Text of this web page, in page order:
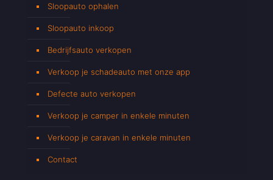
Sloopauto ophalen
Sloopauto inkoop
Bedrijfsauto verkopen
Verkoop je schadeauto met onze app
Defecte auto verkopen
Verkoop je camper in enkele minuten
Verkoop je caravan in enkele minuten
Contact